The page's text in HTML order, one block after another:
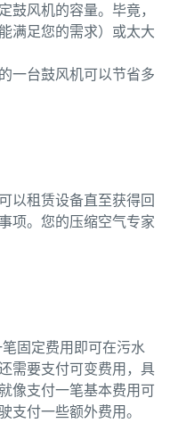
鼓风机的容量。毕竟，
满足您的需求）或太大
一台鼓风机可以节省多
以租赁设备直至获得回
项。您的压缩空气专家
固定费用即可在污水
需要支付可变费用，具
像支付一笔基本费用可
支付一些额外费用。